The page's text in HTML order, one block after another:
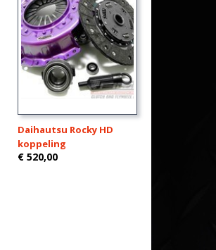
Daihautsu Rocky HD
koppeling
€ 520,00